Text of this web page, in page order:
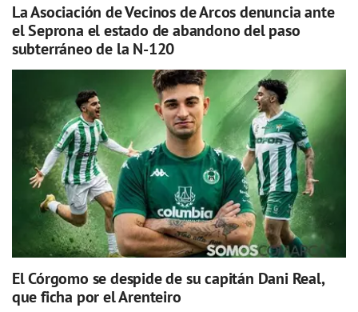
La Asociación de Vecinos de Arcos denuncia ante
el Seprona el estado de abandono del paso
subterráneo de la N-120
El Córgomo se despide de su capitán Dani Real,
que ficha por el Arenteiro